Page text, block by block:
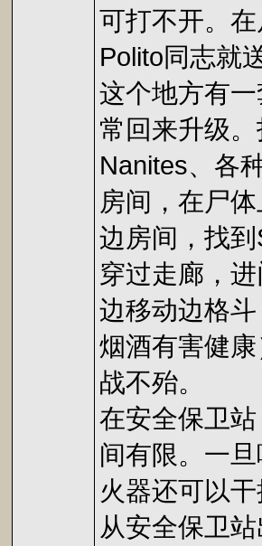
可打不开。
Polito同志就
这个地方有
常回来升级
Nanites、各
房间，在尸
边房间，找
穿过走廊，
边移动边格
烟酒有害健
战不殆。
在安全保卫
间有限。一
火器还可以干
从安全保卫